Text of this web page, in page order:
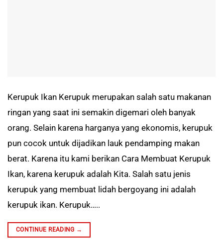
Kerupuk Ikan Kerupuk merupakan salah satu makanan
ringan yang saat ini semakin digemari oleh banyak
orang. Selain karena harganya yang ekonomis, kerupuk
pun cocok untuk dijadikan lauk pendamping makan
berat. Karena itu kami berikan Cara Membuat Kerupuk
Ikan, karena kerupuk adalah Kita. Salah satu jenis
kerupuk yang membuat lidah bergoyang ini adalah
kerupuk ikan. Kerupuk…..
CONTINUE READING →